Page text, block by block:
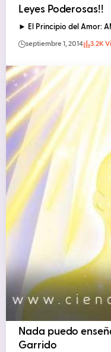
Leyes Poderosas!!
► El Principio del Amor:
septiembre 1, 2014 3.2K
Nada puedo
Garrido